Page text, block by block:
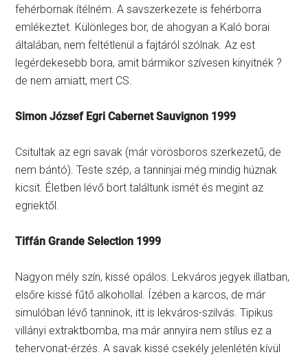
fehérbornak ítélném. A savszerkezete is fehérborra
emlékeztet. Különleges bor, de ahogyan a Kaló borai
általában, nem feltétlenül a fajtáról szólnak. Az est
legérdekesebb bora, amit bármikor szívesen kinyitnék ?
de nem amiatt, mert CS.
Simon József Egri Cabernet Sauvignon 1999
Csitultak az egri savak (már vörösboros szerkezetű, de
nem bántó). Teste szép, a tanninjai még mindig húznak
kicsit. Életben lévő bort találtunk ismét és megint az
egriektől.
Tiffán Grande Selection 1999
Nagyon mély szín, kissé opálos. Lekváros jegyek illatban,
elsőre kissé fűtő alkohollal. Ízében a karcos, de már
simulóban lévő tanninok, itt is lekváros-szilvás. Tipikus
villányi extraktbomba, ma már annyira nem stílus ez a
tehervonat-érzés. A savak kissé csekély jelenlétén kívül